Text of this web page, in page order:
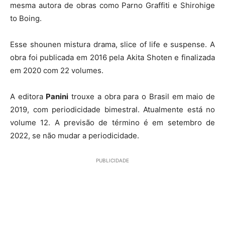
mesma autora de obras como Parno Graffiti e Shirohige
to Boing.
Esse shounen mistura drama, slice of life e suspense. A
obra foi publicada em 2016 pela Akita Shoten e finalizada
em 2020 com 22 volumes.
A editora Panini trouxe a obra para o Brasil em maio de
2019, com periodicidade bimestral. Atualmente está no
volume 12. A previsão de término é em setembro de
2022, se não mudar a periodicidade.
PUBLICIDADE